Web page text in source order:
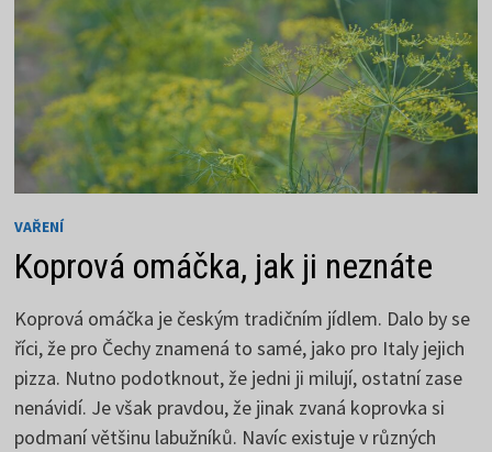
VAŘENÍ
Koprová omáčka, jak ji neznáte
Koprová omáčka je českým tradičním jídlem. Dalo by se
říci, že pro Čechy znamená to samé, jako pro Italy jejich
pizza. Nutno podotknout, že jedni ji milují, ostatní zase
nenávidí. Je však pravdou, že jinak zvaná koprovka si
podmaní většinu labužníků. Navíc existuje v různých